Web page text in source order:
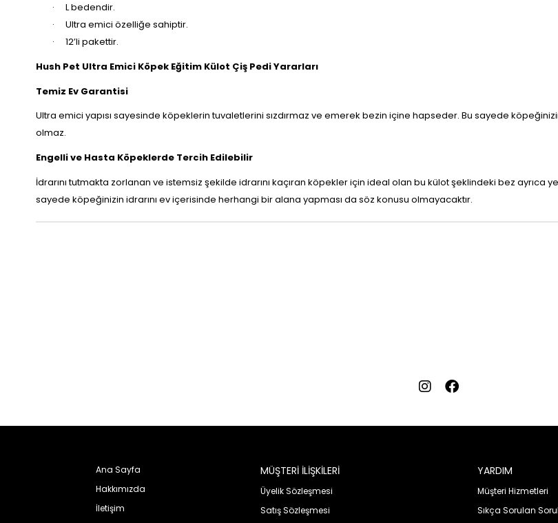
·
L bedendir.
·
Ultra emici özelliğe sahiptir.
·
12’li pakettir.
Hush Pet Ultra Emici Köpek Eğitim Külot Çiş Pedi Yararları
Temiz Ev Garantisi
Ultra emici yapısı sayesinde köpeklerin tuvaletlerini sızdırmaz ve emerek bezin içine hapseder. Bu sayede
olmaz.
Engelli ve Hasta Köpeklerde Tercih Edilebilir
İdrarını tutmakta zorlanan ve istemsiz şekilde idrarını kaçıran köpekler için ideal olan bu külot şeklindeki bez
sayede köpeğinizin idrarını ev içerisinde herhangi bir alana yapması da söz konusu olmayacaktır.
Ana Sayfa
Hakkımızda
İletişim
MÜŞTERİ İLİŞKİLERİ
Üyelik Sözleşmesi
Satış Sözleşmesi
YARDIM
Müşteri Hizmetleri
Sıkça Sorulan